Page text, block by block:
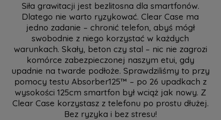
Siła grawitacji jest bezlitosna dla smartfonów.
Dlatego nie warto ryzykować. Clear Case ma
jedno zadanie – chronić telefon, abyś mógł
swobodnie z niego korzystać w każdych
warunkach. Skały, beton czy stal – nic nie zagrozi
komórce zabezpieczonej naszym etui, gdy
upadnie na twarde podłoże. Sprawdziliśmy to przy
pomocy testu Absorber125™ – po 26 upadkach z
wysokości 125cm smartfon był wciąż jak nowy. Z
Clear Case korzystasz z telefonu po prostu dłużej.
Bez ryzyka i bez stresu!